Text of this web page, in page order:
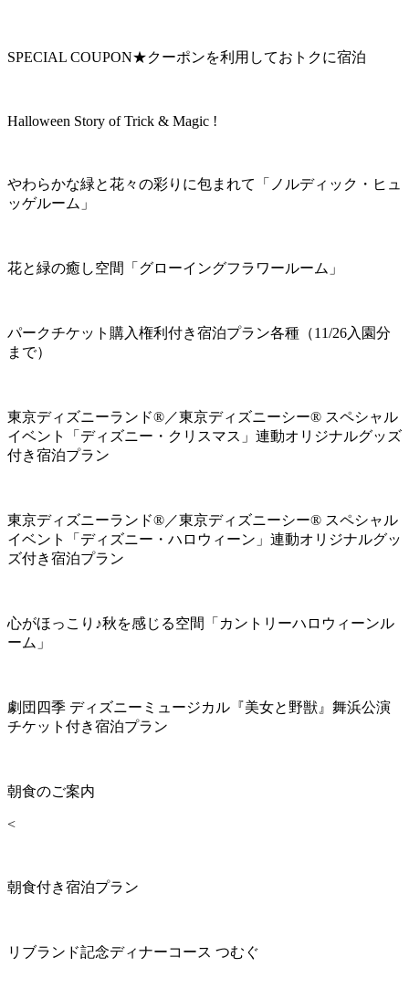
SPECIAL COUPON★クーポンを利用しておトクに宿泊
Halloween Story of Trick & Magic !
やわらかな緑と花々の彩りに包まれて「ノルディック・ヒュ
ッゲルーム」
花と緑の癒し空間「グローイングフラワールーム」
パークチケット購入権利付き宿泊プラン各種（11/26入園分
まで）
東京ディズニーランド®／東京ディズニーシー® スペシャル
イベント「ディズニー・クリスマス」連動オリジナルグッズ
付き宿泊プラン
東京ディズニーランド®／東京ディズニーシー® スペシャル
イベント「ディズニー・ハロウィーン」連動オリジナルグッ
ズ付き宿泊プラン
心がほっこり♪秋を感じる空間「カントリーハロウィーンル
ーム」
劇団四季 ディズニーミュージカル『美女と野獣』舞浜公演
チケット付き宿泊プラン
朝食のご案内
<
朝食付き宿泊プラン
リブランド記念ディナーコース つむぐ